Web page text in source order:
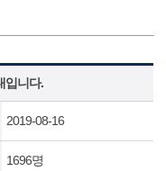
입니다.
2019-08-16
1696명